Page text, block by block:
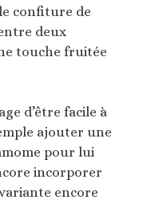
confiture de
deux
touche fruitée
d’être facile à
ajouter une
pour lui
incorporer
encore